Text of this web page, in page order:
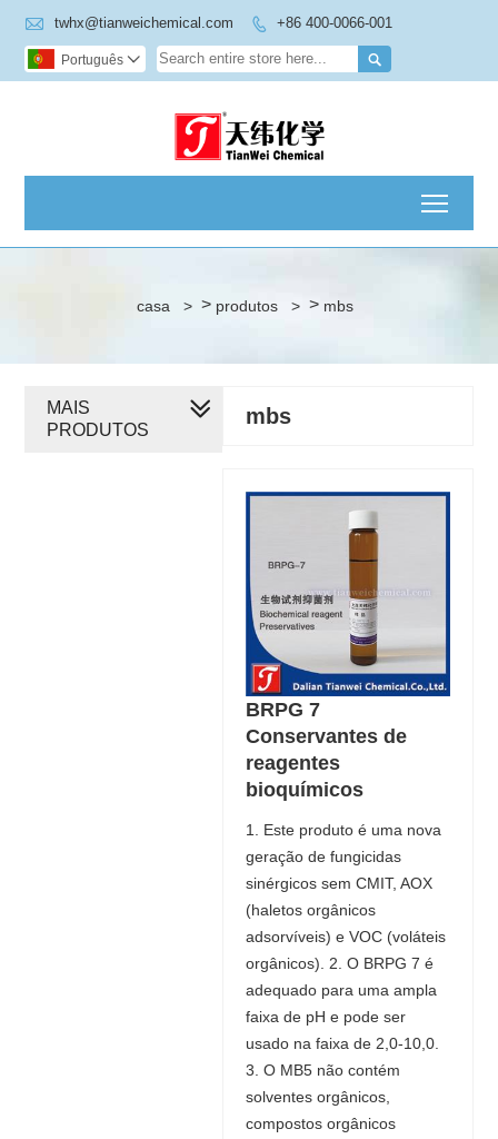
 twhx@tianweichemical.com  +86 400-0066-001

Português 
casa > > produtos > > mbs
mbs
BRPG 7
Conservantes de
reagentes
bioquímicos
1. Este produto é uma nova
geração de fungicidas
sinérgicos sem CMIT, AOX
(haletos orgânicos
adsorvíveis) e VOC (voláteis
orgânicos). 2. O BRPG 7 é
adequado para uma ampla
faixa de pH e pode ser
usado na faixa de 2,0-10,0.
3. O MB5 não contém
solventes orgânicos,
compostos orgânicos
MAIS
PRODUTOS